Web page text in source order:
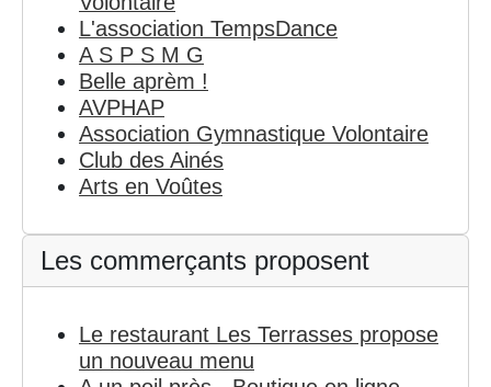
L'association TempsDance
A S P S M G
Belle aprèm !
AVPHAP
Association Gymnastique Volontaire
Club des Ainés
Arts en Voûtes
Les commerçants proposent
Le restaurant Les Terrasses propose
un nouveau menu